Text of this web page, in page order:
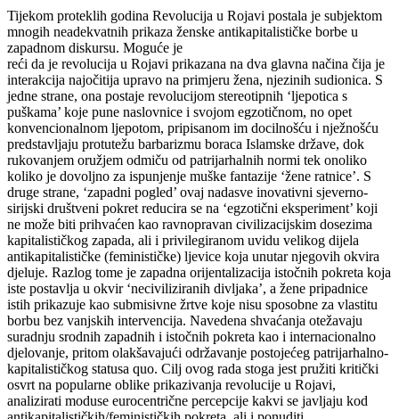
Tijekom proteklih godina Revolucija u Rojavi postala je subjektom
mnogih neadekvatnih prikaza ženske antikapitalističke borbe u
zapadnom diskursu. Moguće je
reći da je revolucija u Rojavi prikazana na dva glavna načina čija je
interakcija najočitija upravo na primjeru žena, njezinih sudionica. S
jedne strane, ona postaje revolucijom stereotipnih ‘ljepotica s
puškama’ koje pune naslovnice i svojom egzotičnom, no opet
konvencionalnom ljepotom, pripisanom im docilnošću i nježnošću
predstavljaju protutežu barbarizmu boraca Islamske države, dok
rukovanjem oružjem odmiču od patrijarhalnih normi tek onoliko
koliko je dovoljno za ispunjenje muške fantazije ‘žene ratnice’. S
druge strane, ‘zapadni pogled’ ovaj nadasve inovativni sjeverno-
sirijski društveni pokret reducira se na ‘egzotični eksperiment’ koji
ne može biti prihvaćen kao ravnopravan civilizacijskim dosezima
kapitalističkog zapada, ali i privilegiranom uvidu velikog dijela
antikapitalističke (feminističke) ljevice koja unutar njegovih okvira
djeluje. Razlog tome je zapadna orijentalizacija istočnih pokreta koja
iste postavlja u okvir ‘neciviliziranih divljaka’, a žene pripadnice
istih prikazuje kao submisivne žrtve koje nisu sposobne za vlastitu
borbu bez vanjskih intervencija. Navedena shvaćanja otežavaju
suradnju srodnih zapadnih i istočnih pokreta kao i internacionalno
djelovanje, pritom olakšavajući održavanje postojećeg patrijarhalno-
kapitalističkog statusa quo. Cilj ovog rada stoga jest pružiti kritički
osvrt na popularne oblike prikazivanja revolucije u Rojavi,
analizirati moduse eurocentrične percepcije kakvi se javljaju kod